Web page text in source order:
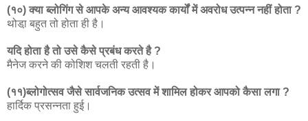
(१०) क्या ब्लोगिंग से आपके अन्य आवश्यक कार्यों में अवरोध उत्पन्न नहीं होता ?
थोडा़ बहुत तो होता ही है।
यदि होता है तो उसे कैसे प्रबंध करते है ?
मैनेज करने की कोशिश चलती रहती है।
(११)ब्लोगोत्सव जैसे सार्वजनिक उत्सव में शामिल होकर आपको कैसा लगा ?
हार्दिक प्रसन्नता हुई।